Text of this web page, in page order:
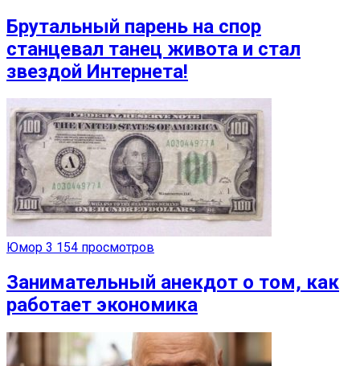
Брутальный парень на спор
станцевал танец живота и стал
звездой Интернета!
Юмор 3 154 просмотров
Занимательный анекдот о том, как
работает экономика